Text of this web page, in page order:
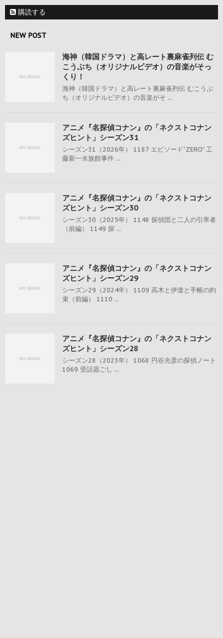
購読する
NEW POST
海神（韓国ドラマ）と高レート裏麻雀列伝 む
こうぶち（オリジナルビデオ）の音楽がそっ
くり！
海神（韓国ドラマ）と高レート裏麻雀列伝 むこうぶ
ち（オリジナルビデオ）の音楽がそ ...
アニメ『名探偵コナン』の「ネクストコナン
ズヒント」シーズン31
シーズン31（2026年） 1187 エピソード“ZERO” 工
藤新一水族館事件 ...
アニメ『名探偵コナン』の「ネクストコナン
ズヒント」シーズン30
シーズン30（2025年） 1148 探偵団と二人の引率者
（前編） 1149 探 ...
アニメ『名探偵コナン』の「ネクストコナン
ズヒント」シーズン29
シーズン29（2024年） 1109 高木と伊達と手帳の約
束（前編） 1110 ...
アニメ『名探偵コナン』の「ネクストコナン
ズヒント」シーズン28
シーズン28（2023年） 1068 円谷光彦の探偵ノート
1069 受話器ごし ...